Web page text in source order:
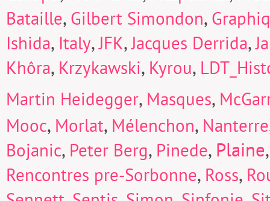
Bataille, Gilbert Simondon,
Ishida, Italy,JFK,Jacques Derrida,
Khôra, Krzykawski, Kyrou,
Martin Heidegger, Masques,
Mooc, Morlat, Mélenchon, Nanterre
Bojanic, Peter Berg, Pinede, Plaine
Rencontres pre-Sorbonne, Ross,